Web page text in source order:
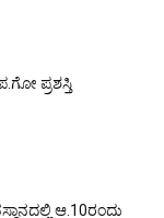
ಪ್ರಶಸ್ತಿ
ಆ.10ರಂದು